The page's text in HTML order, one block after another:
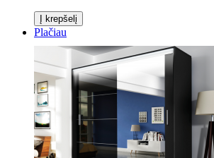
Į krepšelį
Plačiau